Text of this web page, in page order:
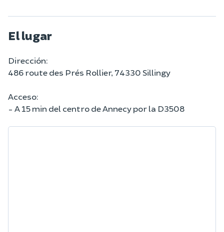
El lugar
Dirección:
486 route des Prés Rollier, 74330 Sillingy
Acceso:
- A 15 min del centro de Annecy por la D3508